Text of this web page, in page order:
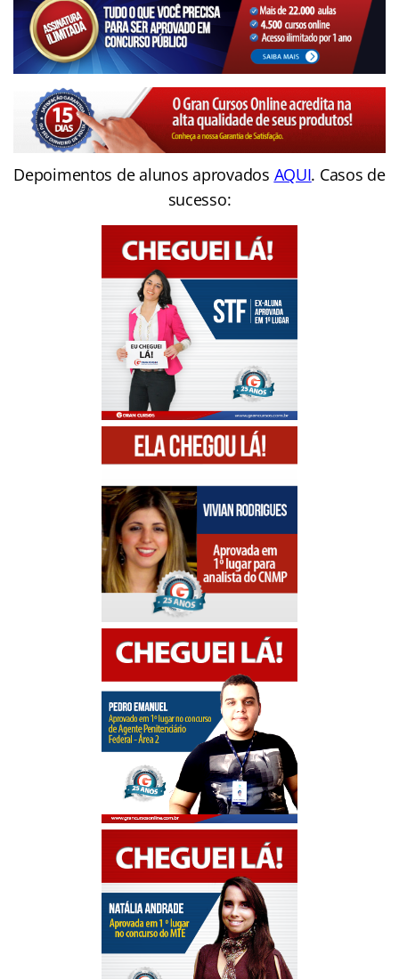
Depoimentos de alunos aprovados AQUI. Casos de
sucesso: